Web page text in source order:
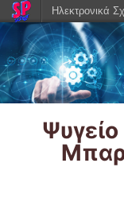
Ψυγείο
Ηλεκτρονικά